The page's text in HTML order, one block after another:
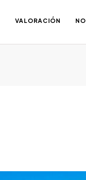
VALORACIÓN